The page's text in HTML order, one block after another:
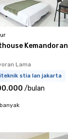
Kemandoran
Lama
stia lan jakarta
/bulan